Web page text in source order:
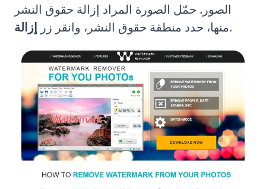
الصور. حمّل الصورة المراد إزالة حقوق النشر
منها، حدد منطقة حقوق النشر، وانقر زر إزالة .